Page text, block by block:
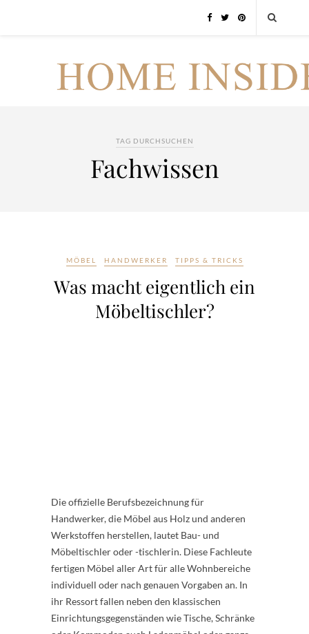
TAG DURCHSUCHEN
Fachwissen
MÖBEL HANDWERKER TIPPS & TRICKS
Was macht eigentlich ein
Möbeltischler?
Die offizielle Berufsbezeichnung für
Handwerker, die Möbel aus Holz und anderen
Werkstoffen herstellen, lautet Bau- und
Möbeltischler oder -tischlerin. Diese Fachleute
fertigen Möbel aller Art für alle Wohnbereiche
individuell oder nach genauen Vorgaben an. In
ihr Ressort fallen neben den klassischen
Einrichtungsgegenständen wie Tische, Schränke